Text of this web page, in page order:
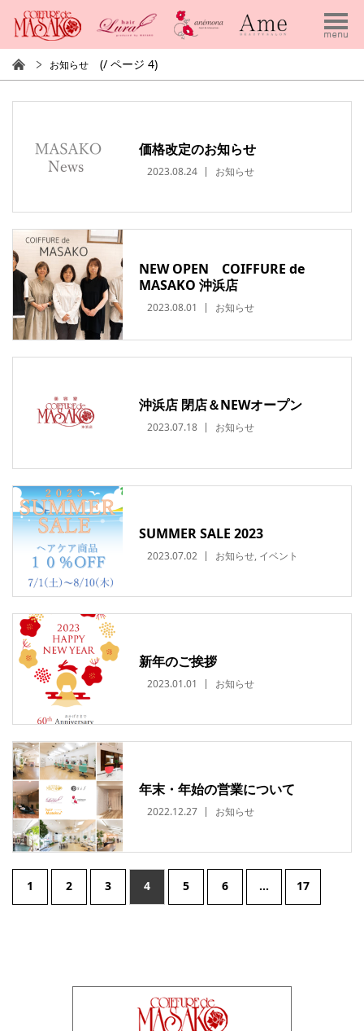
お知らせ (/ ページ 4)
価格改定のお知らせ
2023.08.24 お知らせ
NEW OPEN COIFFURE de
MASAKO 沖浜店
2023.08.01 お知らせ
沖浜店 閉店＆NEWオープン
2023.07.18 お知らせ
SUMMER SALE 2023
2023.07.02 お知らせ, イベント
新年のご挨拶
2023.01.01 お知らせ
年末・年始の営業について
2022.12.27 お知らせ
1 2 3 4 5 6 … 17